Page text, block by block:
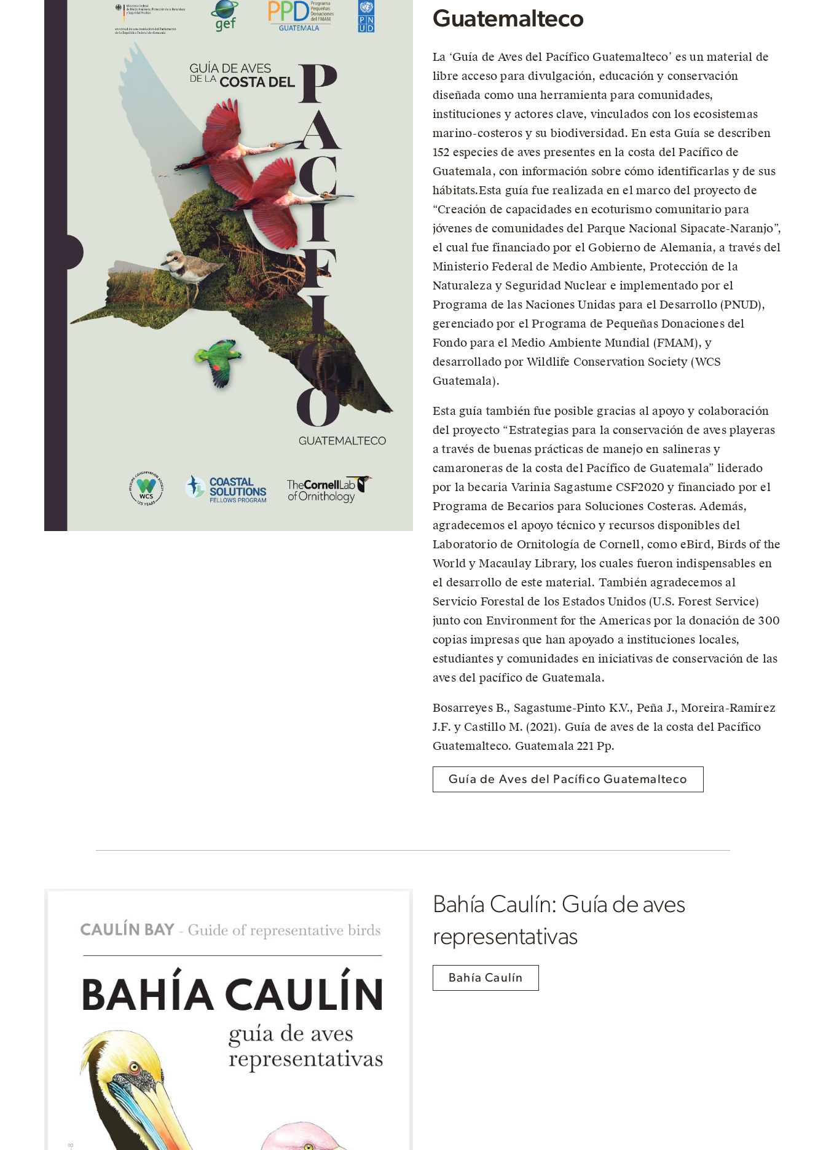
Guatemalteco
La ‘Guía de Aves del Pacífico Guatemalteco’ es un material de
libre acceso para divulgación, educación y conservación
diseñada como una herramienta para comunidades,
instituciones y actores clave, vinculados con los ecosistemas
marino-costeros y su biodiversidad. En esta Guía se describen
152 especies de aves presentes en la costa del Pacífico de
Guatemala, con información sobre cómo identificarlas y de sus
hábitats.Esta guía fue realizada en el marco del proyecto de
“Creación de capacidades en ecoturismo comunitario para
jóvenes de comunidades del Parque Nacional Sipacate-Naranjo”,
el cual fue financiado por el Gobierno de Alemania, a través del
Ministerio Federal de Medio Ambiente, Protección de la
Naturaleza y Seguridad Nuclear e implementado por el
Programa de las Naciones Unidas para el Desarrollo (PNUD),
gerenciado por el Programa de Pequeñas Donaciones del
Fondo para el Medio Ambiente Mundial (FMAM), y
desarrollado por Wildlife Conservation Society (WCS
Guatemala).
Esta guía también fue posible gracias al apoyo y colaboración
del proyecto “Estrategias para la conservación de aves playeras
a través de buenas prácticas de manejo en salineras y
camaroneras de la costa del Pacífico de Guatemala” liderado
por la becaria Varinia Sagastume CSF2020 y financiado por el
Programa de Becarios para Soluciones Costeras. Además,
agradecemos el apoyo técnico y recursos disponibles del
Laboratorio de Ornitología de Cornell, como eBird, Birds of the
World y Macaulay Library, los cuales fueron indispensables en
el desarrollo de este material. También agradecemos al
Servicio Forestal de los Estados Unidos (U.S. Forest Service)
junto con Environment for the Americas por la donación de 300
copias impresas que han apoyado a instituciones locales,
estudiantes y comunidades en iniciativas de conservación de las
aves del pacífico de Guatemala.
Bosarreyes B., Sagastume-Pinto K.V., Peña J., Moreira-Ramírez
J.F. y Castillo M. (2021). Guía de aves de la costa del Pacífico
Guatemalteco. Guatemala 221 Pp.
Guía de Aves del Pacífico Guatemalteco
Bahía Caulín: Guía de aves
representativas
Bahía Caulín